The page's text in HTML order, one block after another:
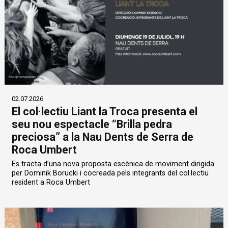
02.07.2026
El col·lectiu Liant la Troca presenta el
seu nou espectacle “Brilla pedra
preciosa” a la Nau Dents de Serra de
Roca Umbert
Es tracta d’una nova proposta escènica de moviment dirigida
per Dominik Borucki i cocreada pels integrants del col·lectiu
resident a Roca Umbert